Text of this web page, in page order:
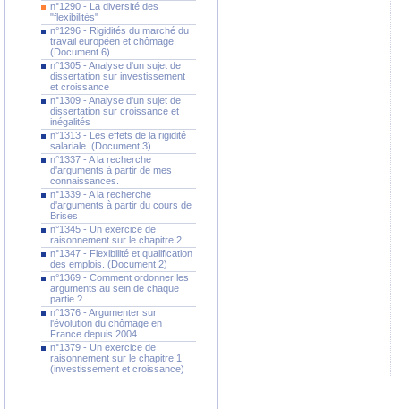
n°1290 - La diversité des
"flexibilités"
n°1296 - Rigidités du marché du
travail européen et chômage.
(Document 6)
n°1305 - Analyse d'un sujet de
dissertation sur investissement
et croissance
n°1309 - Analyse d'un sujet de
dissertation sur croissance et
inégalités
n°1313 - Les effets de la rigidité
salariale. (Document 3)
n°1337 - A la recherche
d'arguments à partir de mes
connaissances.
n°1339 - A la recherche
d'arguments à partir du cours de
Brises
n°1345 - Un exercice de
raisonnement sur le chapitre 2
n°1347 - Flexibilité et qualification
des emplois. (Document 2)
n°1369 - Comment ordonner les
arguments au sein de chaque
partie ?
n°1376 - Argumenter sur
l'évolution du chômage en
France depuis 2004.
n°1379 - Un exercice de
raisonnement sur le chapitre 1
(investissement et croissance)